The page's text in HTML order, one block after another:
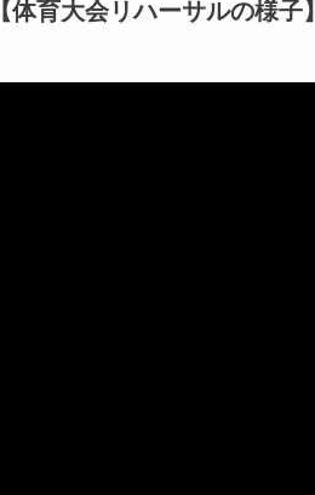
【体育大会リハーサルの様子】